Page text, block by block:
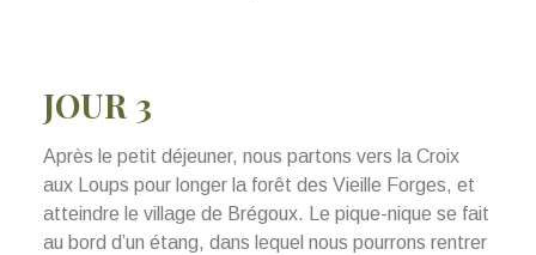
JOUR 3
Après le petit déjeuner, nous partons vers la Croix
aux Loups pour longer la forêt des Vieille Forges, et
atteindre le village de Brégoux. Le pique-nique se fait
au bord d’un étang, dans lequel nous pourrons rentrer